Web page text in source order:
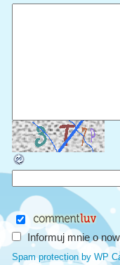
Informuj mnie o
Spam protection by WP